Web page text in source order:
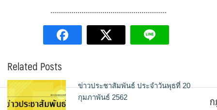
……………………………………………………
Related Posts
ข่าวประชาสัมพันธ์ ประจำวันพุธที่ 20
กุมภาพันธ์ 2562